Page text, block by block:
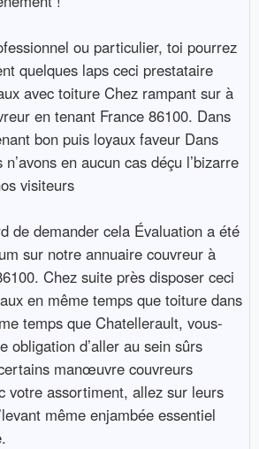
ou particulier, toi pourrez
quelques laps ceci prestataire
avec toiture Chez rampant sur à
en tenant France 86100. Dans
bon puis loyaux faveur Dans
en aucun cas déçu l’bizarre
visiteurs
de demander cela Évaluation a été
sur notre annuaire couvreur à
Chez suite près disposer ceci
en même temps que toiture dans
temps que Chatellerault, vous-
obligation d’aller au sein sûrs
manœuvre couvreurs
votre assortiment, allez sur leurs
même enjambée essentiel